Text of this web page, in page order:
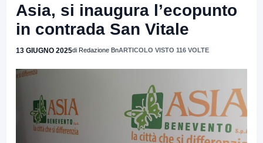
Asia, si inaugura l’ecopunto
in contrada San Vitale
13 GIUGNO 2025di Redazione BnARTICOLO VISTO 116 VOLTE